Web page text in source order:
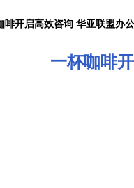
啡开启高效咨询 华亚联盟办
一杯咖啡